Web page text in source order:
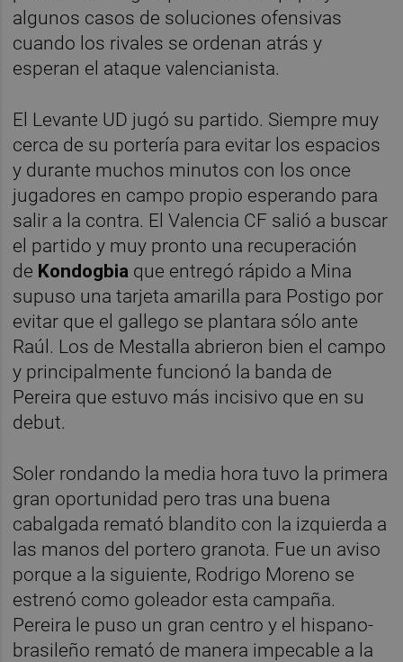
algunos casos de soluciones ofensivas
cuando los rivales se ordenan atrás y
esperan el ataque valencianista.
El Levante UD jugó su partido. Siempre muy
cerca de su portería para evitar los espacios
y durante muchos minutos con los once
jugadores en campo propio esperando para
salir a la contra. El Valencia CF salió a buscar
el partido y muy pronto una recuperación
de Kondogbia que entregó rápido a Mina
supuso una tarjeta amarilla para Postigo por
evitar que el gallego se plantara sólo ante
Raúl. Los de Mestalla abrieron bien el campo
y principalmente funcionó la banda de
Pereira que estuvo más incisivo que en su
debut.
Soler rondando la media hora tuvo la primera
gran oportunidad pero tras una buena
cabalgada remató blandito con la izquierda a
las manos del portero granota. Fue un aviso
porque a la siguiente, Rodrigo Moreno se
estrenó como goleador esta campaña.
Pereira le puso un gran centro y el hispano-
brasileño remató de manera impecable a la